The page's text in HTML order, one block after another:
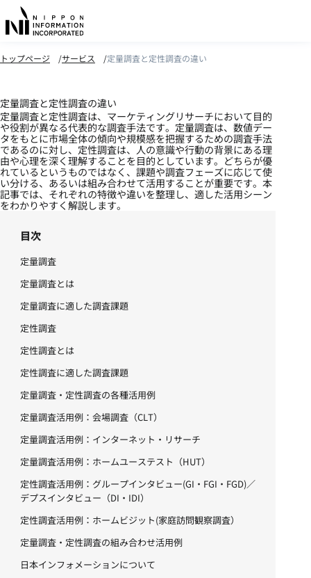
トップページ サービス 定量調査と定性調査の違い
定量調査と定性調査の違い
定量調査と定性調査は、マーケティングリサーチにおいて目的
や役割が異なる代表的な調査手法です。定量調査は、数値デー
タをもとに市場全体の傾向や規模感を把握するための調査手法
であるのに対し、定性調査は、人の意識や行動の背景にある理
由や心理を深く理解することを目的としています。どちらが優
れているというものではなく、課題や調査フェーズに応じて使
い分ける、あるいは組み合わせて活用することが重要です。本
記事では、それぞれの特徴や違いを整理し、適した活用シーン
をわかりやすく解説します。
目次
定量調査
定量調査とは
定量調査に適した調査課題
定性調査
定性調査とは
定性調査に適した調査課題
定量調査・定性調査の各種活用例
定量調査活用例：会場調査（CLT）
定量調査活用例：インターネット・リサーチ
定量調査活用例：ホームユーステスト（HUT）
定性調査活用例：グループインタビュー(GI・FGI・FGD)／
デプスインタビュー（DI・IDI）
定性調査活用例：ホームビジット(家庭訪問観察調査）
定量調査・定性調査の組み合わせ活用例
日本インフォメーションについて